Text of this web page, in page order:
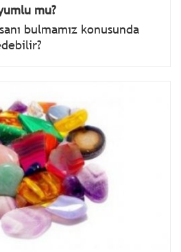
mu?
bulmamız konusunda